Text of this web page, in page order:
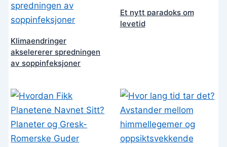
Klimaendringer
akselererer spredningen
av soppinfeksjoner
Et nytt paradoks om
levetid